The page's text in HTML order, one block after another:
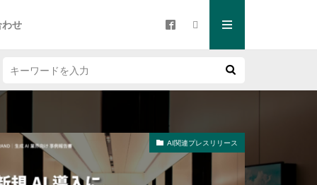
せ
AI関連プレスリリース